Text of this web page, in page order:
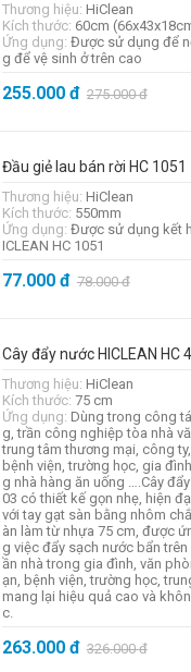
Thương hiệu: HiClean
Kích thước: 60cm
Ứng dụng: Được sử dụng để
g để vệ sinh ở trên cao
255.000đ 275.000đ
Đầu giẻ lau bán rời HC 1051
Thương hiệu: HiClean
Kích thước: 550mm
Ứng dụng: Được sử dụng kết
ICLEAN HC 1051
77.000đ 78.000đ
Cây đẩy nước HICLEAN HC
Thương hiệu: HiClean
Kích thước: 75 cm
Ứng dụng: Dùng trong công
g, trần công nghiệp tòa nhà
trung tâm thương mại, công
bệnh viện, trường học, gia
g nhà hàng ăn uống ….Cây
03 có thiết kế gọn nhẹ, hiện
với tay gạt sàn bằng nhôm
àn làm từ nhựa 75 cm, được
g việc đẩy sạch nước bẩn
ần nhà trong gia đình, văn
ạn, bệnh viện, trường học,
mang lại hiệu quả cao và
c.
263.000đ 326.000đ